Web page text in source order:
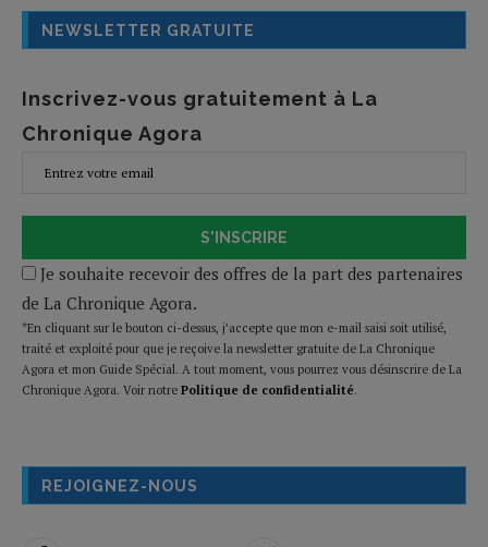
NEWSLETTER GRATUITE
Inscrivez-vous gratuitement à La
Chronique Agora
S'INSCRIRE
Je souhaite recevoir des offres de la part des partenaires
de La Chronique Agora.
*En cliquant sur le bouton ci-dessus, j’accepte que mon e-mail saisi soit utilisé,
traité et exploité pour que je reçoive la newsletter gratuite de La Chronique
Agora et mon Guide Spécial. A tout moment, vous pourrez vous désinscrire de La
Chronique Agora. Voir notre Politique de confidentialité.
REJOIGNEZ-NOUS